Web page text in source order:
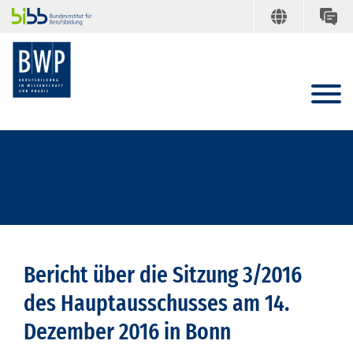
Bericht über die Sitzung 3/2016
des Hauptausschusses am 14.
Dezember 2016 in Bonn